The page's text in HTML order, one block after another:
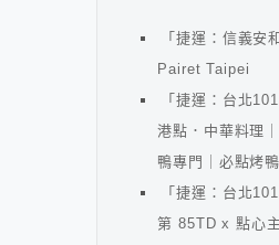
「捷運：信義
Pairet Taipei
「捷運：台北
港點．中華料理
鴨專門｜必點烤鴨
「捷運：台北
第 85TD x 點心